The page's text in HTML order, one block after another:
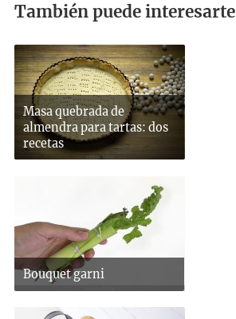
También puede interesarte
Masa quebrada de
almendra para tartas: dos
recetas
Bouquet garni